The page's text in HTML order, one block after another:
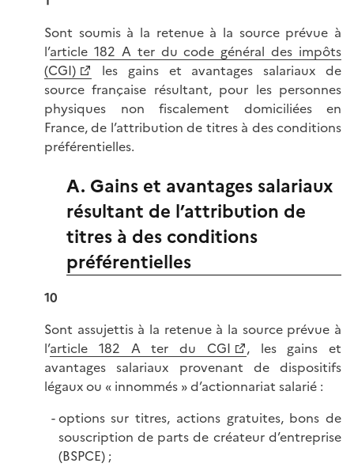
Sont soumis à la retenue à la source prévue à
l’article 182 A ter du code général des impôts
(CGI)
les gains et avantages salariaux de
source française résultant, pour les personnes
physiques non fiscalement domiciliées en
France, de l’attribution de titres à des conditions
préférentielles.
A. Gains et avantages salariaux
résultant de l’attribution de
titres à des conditions
préférentielles
10
Sont assujettis à la retenue à la source prévue à
l’article 182 A ter du CGI
, les gains et
avantages salariaux provenant de dispositifs
légaux ou « innommés » d’actionnariat salarié :
options sur titres, actions gratuites, bons de
souscription de parts de créateur d’entreprise
(BSPCE) ;